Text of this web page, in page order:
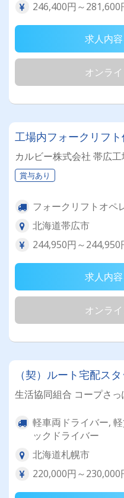
246,400円～281,600
求人内
オンラ
工場内フォークリフト
カルビー株式会社 帯広工
賞与あり
フォークリフトオペ
北海道帯広市
244,950円～244,950
求人内
オンラ
（契）ルート宅配ス
生活協同組合 コープさ
軽車両ドライバー,
ックドライバー
北海道札幌市
220,000円～230,000